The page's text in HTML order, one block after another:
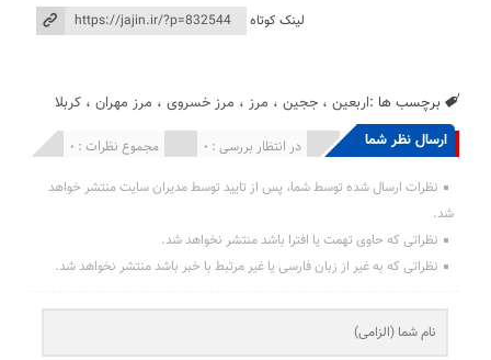
لینک کوتاه
برچسب ها :اربعین ،ججین ، مرز ، مرز خسروی ، مرز مهران ،کربلا
ارسال نظر شما مجموع نظرات : 0 در انتظار بررسی : 0 انتشار یافته : 0
نظرات ارسال شده توسط شما، پس از تایید توسط مدیران سایت منتشر خواهد
شد.
نظراتی که حاوی تهمت یا افترا باشد منتشر نخواهد شد.
نظراتی که به غیر از زبان فارسی یا غیر مرتبط با خبر باشد منتشر نخواهد شد.